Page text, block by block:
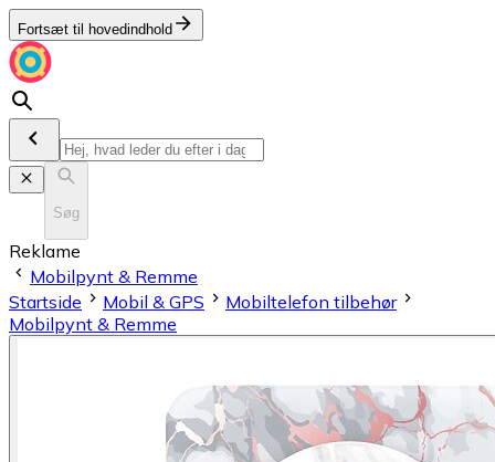
Fortsæt til hovedindhold
Søg
Reklame
Mobilpynt & Remme
Startside
Mobil & GPS
Mobiltelefon tilbehør
Mobilpynt & Remme